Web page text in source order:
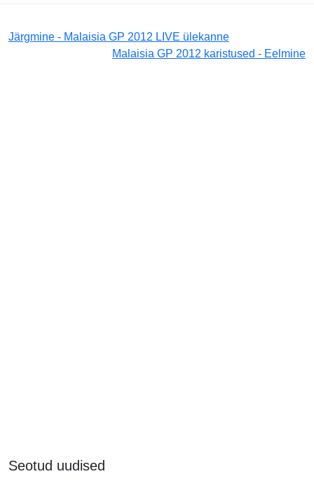
Järgmine - Malaisia GP 2012 LIVE ülekanne
Malaisia GP 2012 karistused - Eelmine
Seotud uudised